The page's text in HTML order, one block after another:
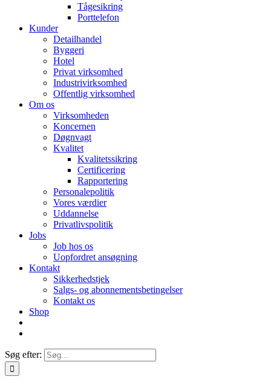
Tågesikring
Porttelefon
Kunder
Detailhandel
Byggeri
Hotel
Privat virksomhed
Industrivirksomhed
Offentlig virksomhed
Om os
Virksomheden
Koncernen
Døgnvagt
Kvalitet
Kvalitetssikring
Certificering
Rapportering
Personalepolitik
Vores værdier
Uddannelse
Privatlivspolitik
Jobs
Job hos os
Uopfordret ansøgning
Kontakt
Sikkerhedstjek
Salgs- og abonnementsbetingelser
Kontakt os
Shop
Søg efter: